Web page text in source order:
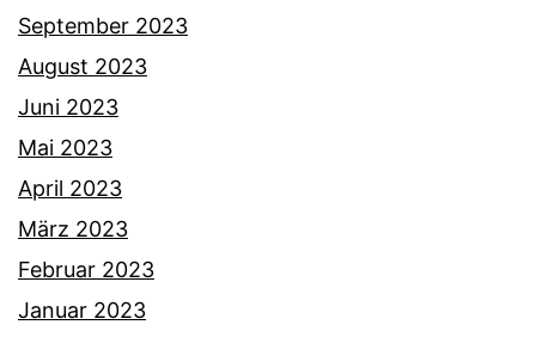
September 2023
August 2023
Juni 2023
Mai 2023
April 2023
März 2023
Februar 2023
Januar 2023